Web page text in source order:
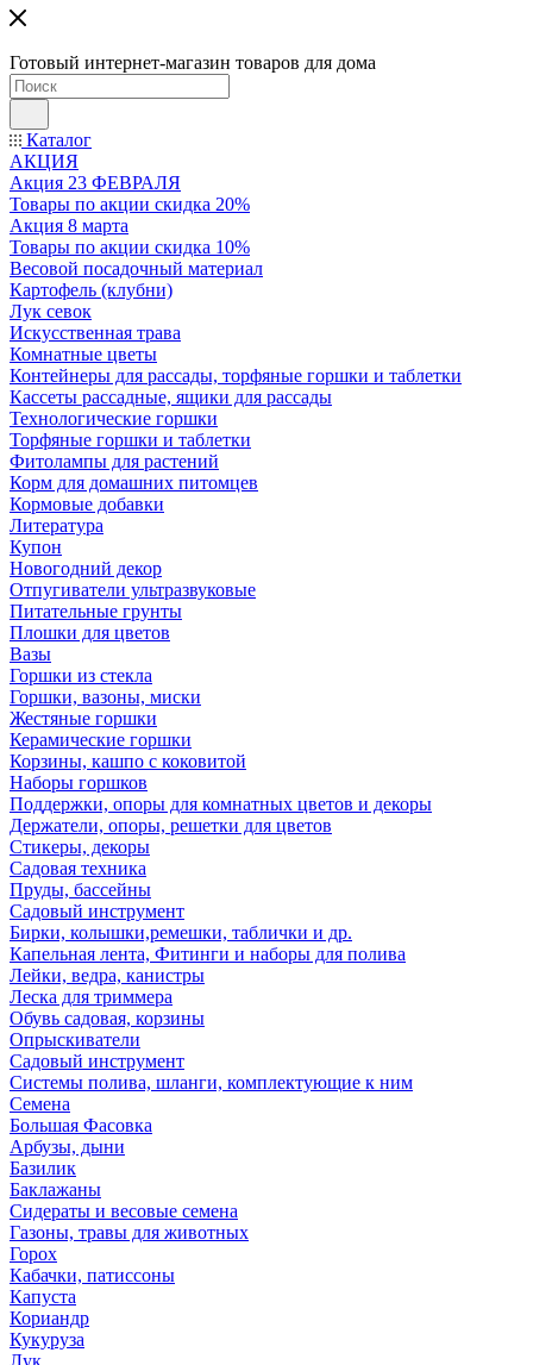
Готовый интернет-магазин товаров для дома
Каталог
АКЦИЯ
Акция 23 ФЕВРАЛЯ
Товары по акции скидка 20%
Акция 8 марта
Товары по акции скидка 10%
Весовой посадочный материал
Картофель (клубни)
Лук севок
Искусственная трава
Комнатные цветы
Контейнеры для рассады, торфяные горшки и таблетки
Кассеты рассадные, ящики для рассады
Технологические горшки
Торфяные горшки и таблетки
Фитолампы для растений
Корм для домашних питомцев
Кормовые добавки
Литература
Купон
Новогодний декор
Отпугиватели ультразвуковые
Питательные грунты
Плошки для цветов
Вазы
Горшки из стекла
Горшки, вазоны, миски
Жестяные горшки
Керамические горшки
Корзины, кашпо с коковитой
Наборы горшков
Поддержки, опоры для комнатных цветов и декоры
Держатели, опоры, решетки для цветов
Стикеры, декоры
Садовая техника
Пруды, бассейны
Садовый инструмент
Бирки, колышки,ремешки, таблички и др.
Капельная лента, Фитинги и наборы для полива
Лейки, ведра, канистры
Леска для триммера
Обувь садовая, корзины
Опрыскиватели
Садовый инструмент
Системы полива, шланги, комплектующие к ним
Семена
Большая Фасовка
Арбузы, дыни
Базилик
Баклажаны
Сидераты и весовые семена
Газоны, травы для животных
Горох
Кабачки, патиссоны
Капуста
Кориандр
Кукуруза
Лук